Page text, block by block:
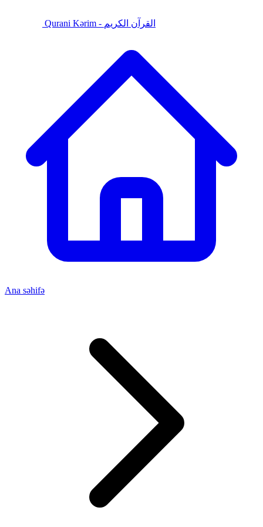
Qurani Kərim - القرآن الكريم
Ana səhifə